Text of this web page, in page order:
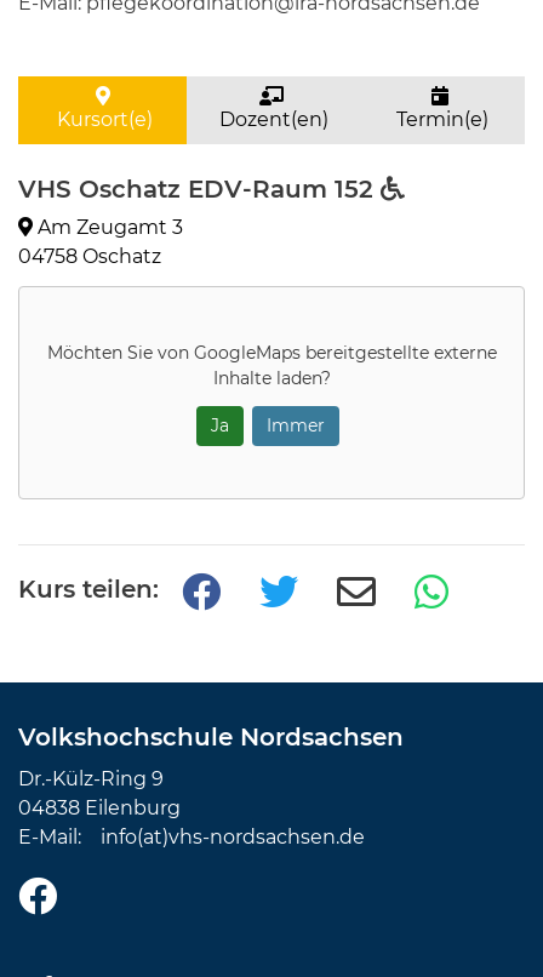
Kursort(e) Dozent(en) Termin(e)
VHS Oschatz EDV-Raum 152
Am Zeugamt 3
04758 Oschatz
Möchten Sie von GoogleMapsbereitgestellte externe
Inhalte laden?
Ja Immer
Kurs teilen:
Volkshochschule Nordsachsen
Dr.-Külz-Ring 9
04838 Eilenburg
E-Mail: info(at)vhs-nordsachsen.de